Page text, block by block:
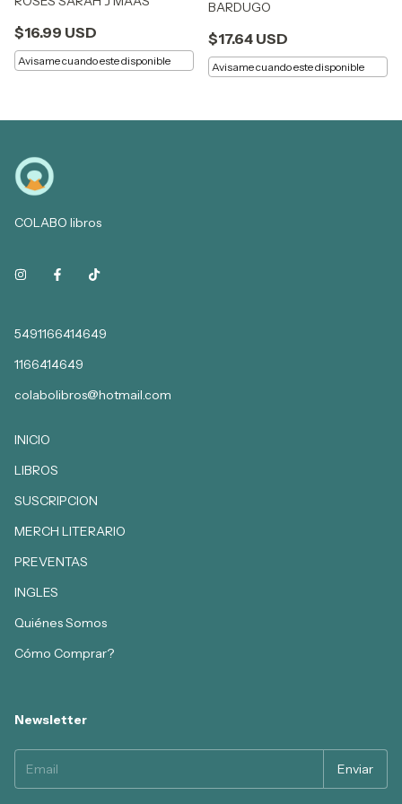
$16.99 USD
Avisame cuando este disponible
BARDUGO
$17.64 USD
Avisame cuando este disponible
COLABO libros
5491166414649
1166414649
colabolibros@hotmail.com
INICIO
LIBROS
SUSCRIPCION
MERCH LITERARIO
PREVENTAS
INGLES
Quiénes Somos
Cómo Comprar?
Newsletter